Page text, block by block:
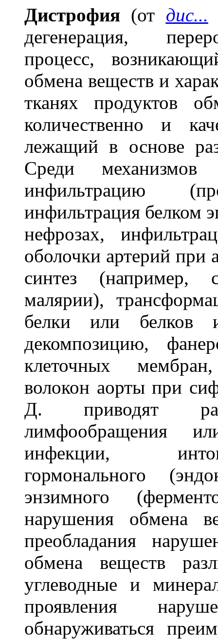
Дистрофия (от дис...
дегенерация,
процесс,
обмена веществ и
тканях продуктов
количественно и
лежащий в основе
Среди
инфильтрацию
инфильтрация белком
нефрозах,
оболочки артерий при
синтез (например,
малярии),
белки или
декомпозицию,
клеточных
волокон аорты при
Д. приводят
лимфообращения
инфекции,
гормонального
энзимного
нарушения обмена
преобладания
обмена веществ
углеводные и
проявления
обнаруживаться